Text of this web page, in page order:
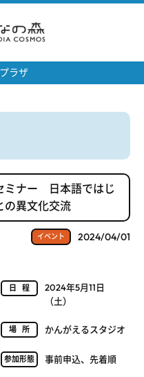
ラザ
ミナー 日本語ではじ
の異文化交流
イベント 2024/04/01
日程
2024年5月11日
（土）
場所 かんがえるスタジオ
参加形態 事前申込、先着順